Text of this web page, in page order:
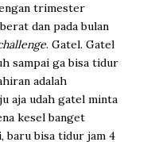
trimester
dan pada bulan
. Gatel. Gatel
sampai ga bisa tidur
adalah
aja udah gatel minta
kesel banget
baru bisa tidur jam 4